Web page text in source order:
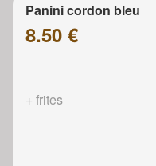
Panini cordon bleu
8.50 €
+ frites